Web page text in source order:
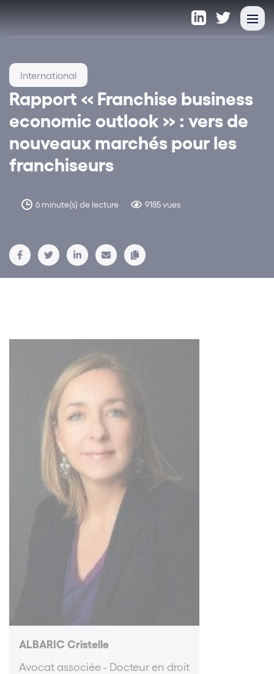
Rapport « Franchise business
economic outlook » : vers de
nouveaux marchés pour les
franchiseurs
6 minute(s) de lecture 9185 vues
International
ALBARIC Cristelle
Avocat associée - Docteur en droit